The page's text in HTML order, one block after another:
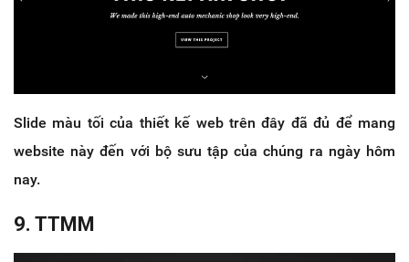
Slide màu tối của thiết kế web trên đây đã đủ để mang
website này đến với bộ sưu tập của chúng ra ngày hôm
nay.
9. TTMM